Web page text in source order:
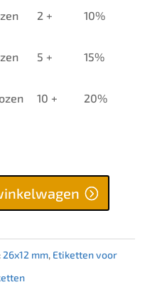
2 + 10%
5 + 15%
10 + 20%
26x12 mm, Etiketten voor